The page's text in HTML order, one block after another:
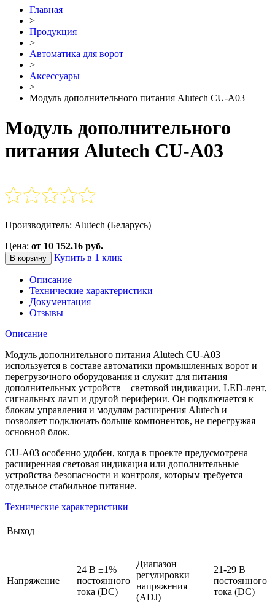
Главная
>
Продукция
>
Автоматика для ворот
>
Аксессуары
>
Модуль дополнительного питания Alutech CU-A03
Модуль дополнительного
питания Alutech CU-A03
Производитель: Alutech (Беларусь)
Цена: от 10 152.16 руб.
В корзину Купить в 1 клик
Описание
Технические характеристики
Документация
Отзывы
Описание
Модуль дополнительного питания Alutech CU-A03
используется в составе автоматики промышленных ворот и
перегрузочного оборудования и служит для питания
дополнительных устройств – световой индикации, LED-лент,
сигнальных ламп и другой периферии. Он подключается к
блокам управления и модулям расширения Alutech и
позволяет подключать больше компонентов, не перегружая
основной блок.
CU-A03 особенно удобен, когда в проекте предусмотрена
расширенная световая индикация или дополнительные
устройства безопасности и контроля, которым требуется
отдельное стабильное питание.
Технические характеристики
Выход
Напряжение
24 В ±1%
постоянного
тока (DC)
Диапазон
регулировки
напряжения
(ADJ)
21-29 В
постоянного
тока (DC)